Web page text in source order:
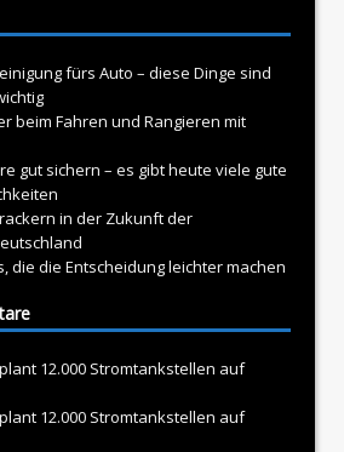
fürs Auto – diese Dinge sind
beim Fahren und Rangieren mit
gut sichern – es gibt heute viele gute
in der Zukunft der
die die Entscheidung leichter machen
12.000 Stromtankstellen auf
12.000 Stromtankstellen auf